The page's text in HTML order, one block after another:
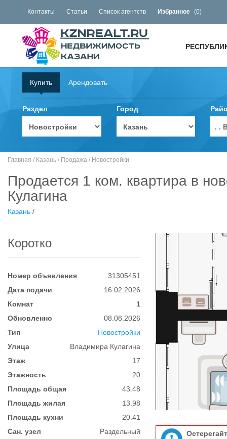
Контакты Статьи Список агентств Избранное (0)
Купить Арендовать
Раздел Город
. .
Главная / Казань / Продажа / Новостройки
Продается 1 ком. квартира в
Кулагина
Казань /
Коротко
Номер объявления
31305451
Дата подачи
16.02.2026
Комнат
1
Обновленно
08.08.2026
Тип
Новостройки
Улица
Владимира Кулагина
Этаж
17
Этажность
20
Площадь общая
43.48
Площадь жилая
13.98
Площадь кухни
20.41
Сан. узел
Раздельный